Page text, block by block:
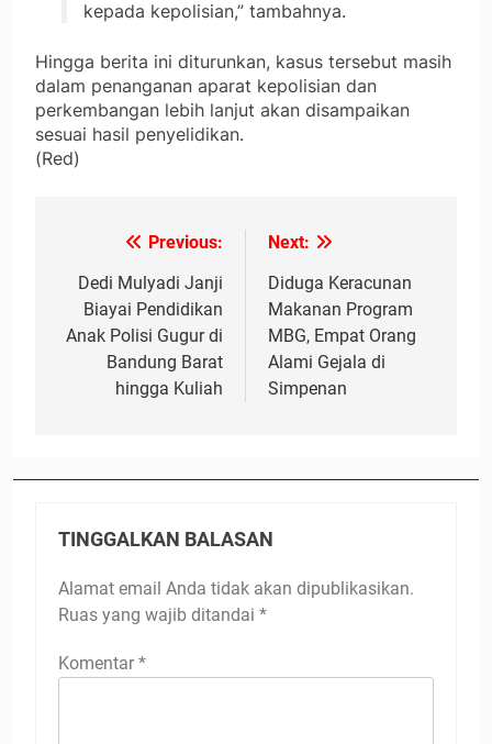
kepada kepolisian,” tambahnya.
Hingga berita ini diturunkan, kasus tersebut masih
dalam penanganan aparat kepolisian dan
perkembangan lebih lanjut akan disampaikan
sesuai hasil penyelidikan.
(Red)
Navigasi
pos
Previous:
Dedi Mulyadi Janji
Biayai Pendidikan
Anak Polisi Gugur di
Bandung Barat
hingga Kuliah
Next:
Diduga Keracunan
Makanan Program
MBG, Empat Orang
Alami Gejala di
Simpenan
TINGGALKAN BALASAN
Alamat email Anda tidak akan dipublikasikan.
Ruas yang wajib ditandai *
Komentar *